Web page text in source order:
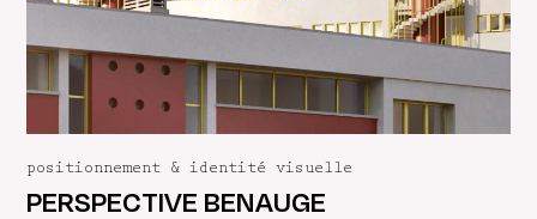
PERSPECTIVE BENAUGE
positionnement & identité visuelle